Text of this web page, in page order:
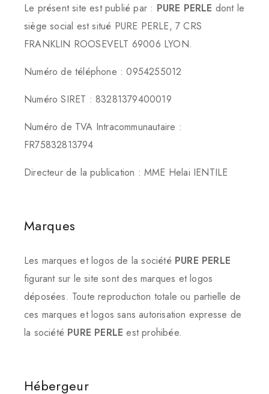
Le présent site est publié par : PURE PERLE dont le
siège social est situé PURE PERLE, 7 CRS
FRANKLIN ROOSEVELT 69006 LYON.
Numéro de téléphone : 0954255012
Numéro SIRET : 83281379400019
Numéro de TVA Intracommunautaire :
FR75832813794
Directeur de la publication : MME Helai IENTILE
Marques
Les marques et logos de la société PURE PERLE
figurant sur le site sont des marques et logos
déposées. Toute reproduction totale ou partielle de
ces marques et logos sans autorisation expresse de
la société PURE PERLE est prohibée.
Hébergeur